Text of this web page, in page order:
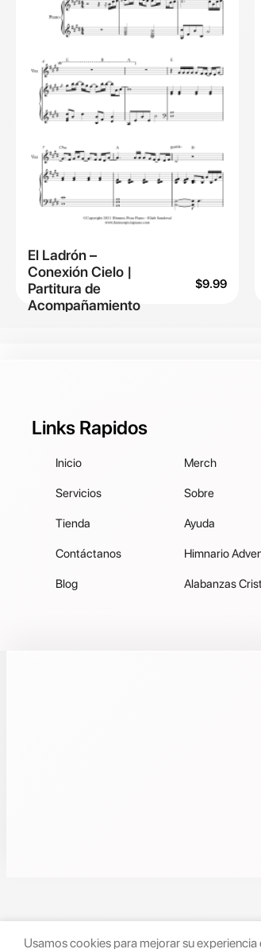
El Ladrón –
Conexión Cielo |
Partitura de
Acompañamiento
$9.99
Links Rapidos
Inicio
Servicios
Tienda
Contáctanos
Blog
Merch
Sobre
Ayuda
Himnario
Alabanzas
Usamos cookies para mejorar su